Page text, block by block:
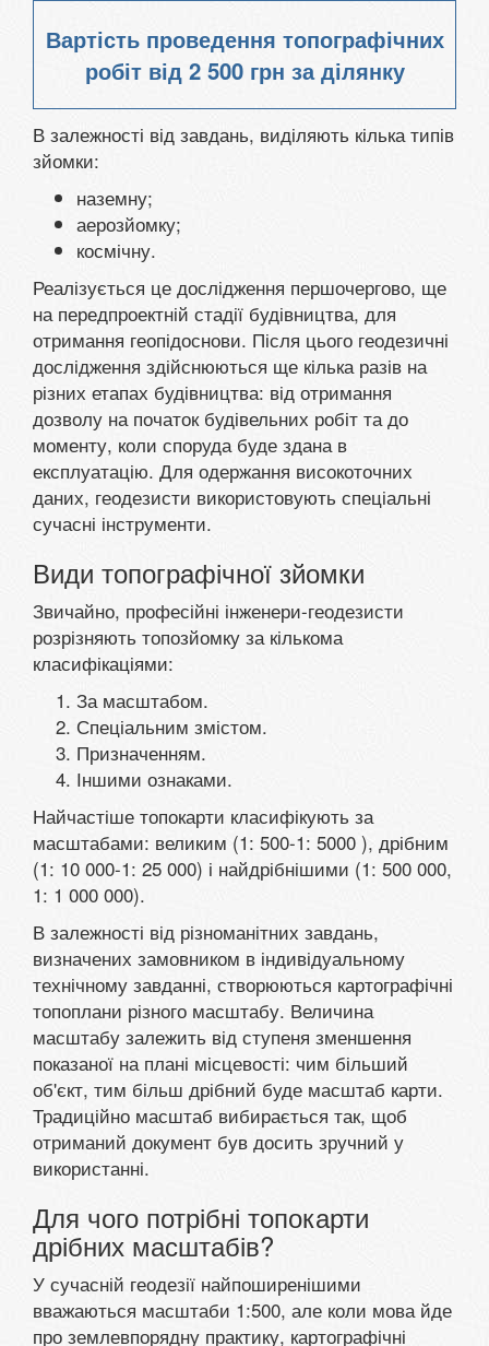
Вартість проведення топографічних
робіт від 2 500 грн за ділянку
В залежності від завдань, виділяють кілька типів
зйомки:
наземну;
аерозйомку;
космічну.
Реалізується це дослідження першочергово, ще
на передпроектній стадії будівництва, для
отримання геопідоснови. Після цього геодезичні
дослідження здійснюються ще кілька разів на
різних етапах будівництва: від отримання
дозволу на початок будівельних робіт та до
моменту, коли споруда буде здана в
експлуатацію. Для одержання високоточних
даних, геодезисти використовують спеціальні
сучасні інструменти.
Види топографічної зйомки
Звичайно, професійні інженери-геодезисти
розрізняють топозйомку за кількома
класифікаціями:
За масштабом.
Спеціальним змістом.
Призначенням.
Іншими ознаками.
Найчастіше топокарти класифікують за
масштабами: великим (1: 500-1: 5000 ), дрібним
(1: 10 000-1: 25 000) і найдрібнішими (1: 500 000,
1: 1 000 000).
В залежності від різноманітних завдань,
визначених замовником в індивідуальному
технічному завданні, створюються картографічні
топоплани різного масштабу. Величина
масштабу залежить від ступеня зменшення
показаної на плані місцевості: чим більший
об'єкт, тим більш дрібний буде масштаб карти.
Традиційно масштаб вибирається так, щоб
отриманий документ був досить зручний у
використанні.
Для чого потрібні топокарти
дрібних масштабів?
У сучасній геодезії найпоширенішими
вважаються масштаби 1:500, але коли мова йде
про землевпорядну практику, картографічні